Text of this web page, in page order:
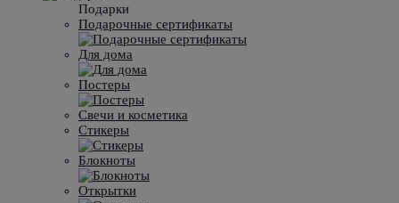
Подарки
Подарочные сертификаты
Для дома
Постеры
Свечи и косметика
Стикеры
Блокноты
Открытки